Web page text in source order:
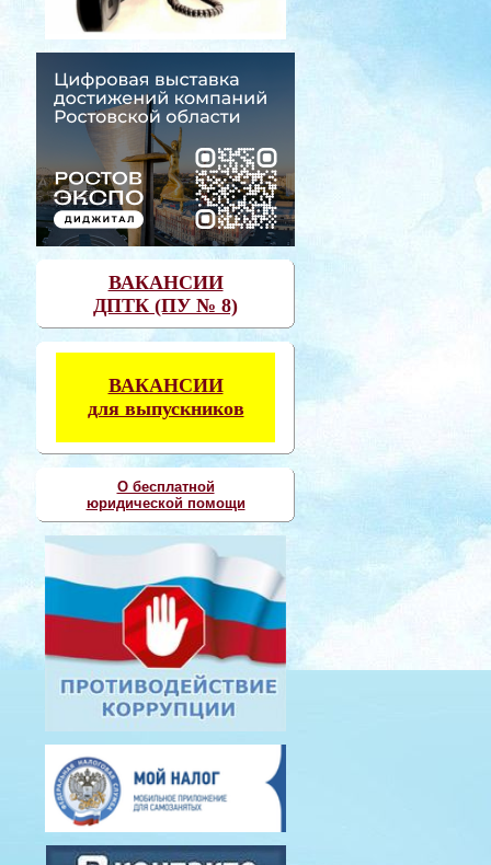
ВАКАНСИИ
ДПТК (ПУ № 8)
ВАКАНСИИ
для выпускников
О бесплатной
юридической помощи